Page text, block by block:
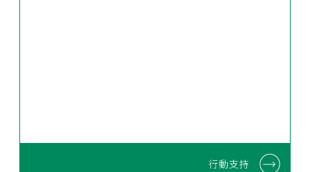
行動支持